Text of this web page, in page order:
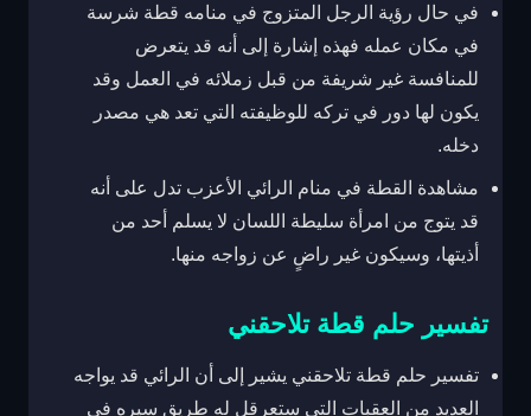
في حال رؤية الرجل المتزوج في منامه قطة شرسة
في مكان عمله فهذه إشارة إلى أنه قد يتعرض
للمنافسة غير شريفة من قبل زملائه في العمل وقد
يكون لها دور في تركه للوظيفته التي تعد هي مصدر
دخله.
مشاهدة القطة في منام الرائي الأعزب تدل على أنه
قد يتوج من امرأة سليطة اللسان لا يسلم أحد من
أذيتها، وسيكون غير راضٍ عن زواجه منها.
تفسير حلم قطة تلاحقني
تفسير حلم قطة تلاحقني يشير إلى أن الرائي قد يواجه
العديد من العقبات التي ستعرقل له طريق سيره في